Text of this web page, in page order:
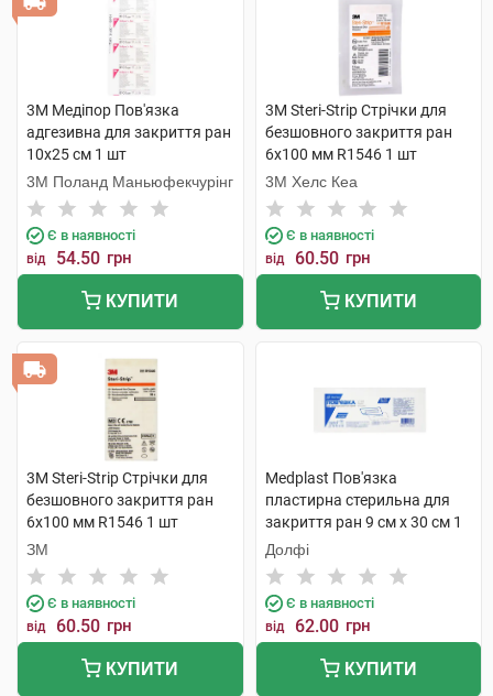
3M Медіпор Пов'язка
адгезивна для закриття ран
10х25 см 1 шт
3M Поланд Маньюфекчурінг
Є в наявності
від 54.50 грн
КУПИТИ
3M Steri-Strip Стрічки для
безшовного закриття ран
6х100 мм R1546 1 шт
3M Хелс Кеа
Є в наявності
від 60.50 грн
КУПИТИ
3M Steri-Strip Стрічки для
безшовного закриття ран
6х100 мм R1546 1 шт
ЗМ
Є в наявності
від 60.50 грн
КУПИТИ
Medplast Пов'язка
пластирна стерильна для
закриття ран 9 см х 30 см 1
шт
Долфі
Є в наявності
від 62.00 грн
КУПИТИ